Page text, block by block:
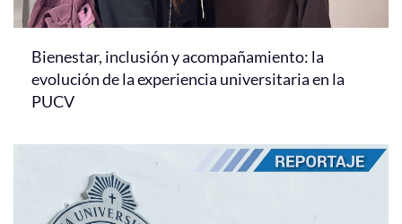
Bienestar, inclusión y acompañamiento: la
evolución de la experiencia universitaria en la
PUCV